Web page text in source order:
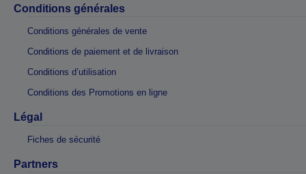
Conditions générales
Conditions générales de vente
Conditions de paiement et de livraison
Conditions d’utilisation
Conditions des Promotions en ligne
Légal
Fiches de sécurité
Partners